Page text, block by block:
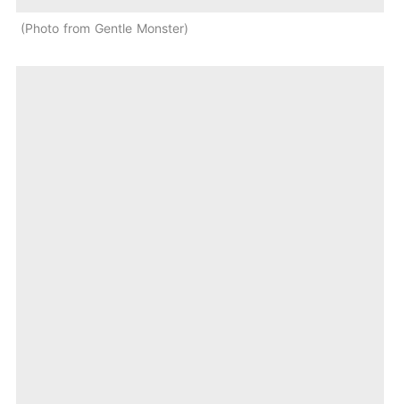
Photo from Gentle Monster